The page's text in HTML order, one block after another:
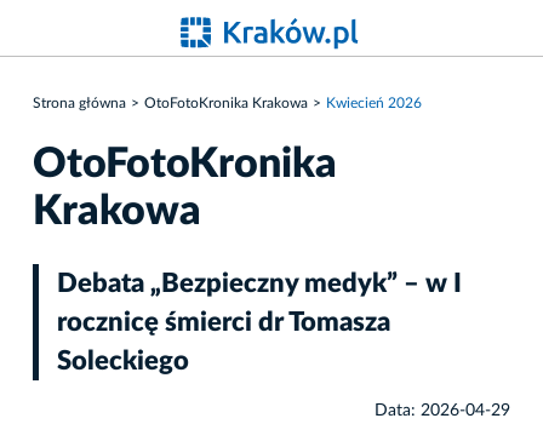
Strona główna OtoFotoKronika Krakowa Kwiecień 2026
OtoFotoKronika
Krakowa
Debata „Bezpieczny medyk” – w I
rocznicę śmierci dr Tomasza
Soleckiego
Data: 2026-04-29